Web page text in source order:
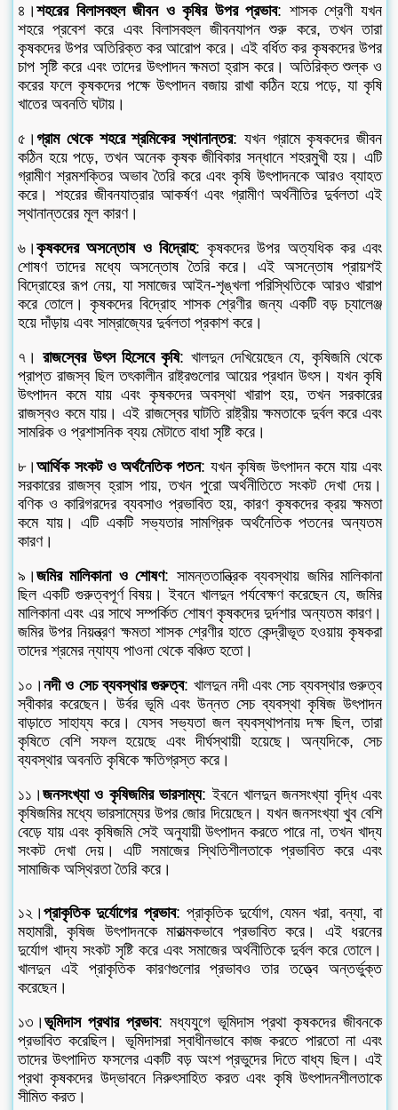
৪। শহরের বিলাসবহুল জীবন ও কৃষির উপর প্রভাব: শাসক শ্রেণী যখন
শহরে প্রবেশ করে এবং বিলাসবহুল জীবনযাপন শুরু করে, তখন তারা
কৃষকদের উপর অতিরিক্ত কর আরোপ করে। এই বর্ধিত কর কৃষকদের উপর
চাপ সৃষ্টি করে এবং তাদের উৎপাদন ক্ষমতা হ্রাস করে। অতিরিক্ত শুল্ক ও
করের ফলে কৃষকদের পক্ষে উৎপাদন বজায় রাখা কঠিন হয়ে পড়ে, যা কৃষি
খাতের অবনতি ঘটায়।
৫। গ্রাম থেকে শহরে শ্রমিকের স্থানান্তর: যখন গ্রামে কৃষকদের জীবন
কঠিন হয়ে পড়ে, তখন অনেক কৃষক জীবিকার সন্ধানে শহরমুখী হয়। এটি
গ্রামীণ শ্রমশক্তির অভাব তৈরি করে এবং কৃষি উৎপাদনকে আরও ব্যাহত
করে। শহরের জীবনযাত্রার আকর্ষণ এবং গ্রামীণ অর্থনীতির দুর্বলতা এই
স্থানান্তরের মূল কারণ।
৬। কৃষকদের অসন্তোষ ও বিদ্রোহ: কৃষকদের উপর অত্যধিক কর এবং
শোষণ তাদের মধ্যে অসন্তোষ তৈরি করে। এই অসন্তোষ প্রায়শই
বিদ্রোহের রূপ নেয়, যা সমাজের আইন-শৃঙ্খলা পরিস্থিতিকে আরও খারাপ
করে তোলে। কৃষকদের বিদ্রোহ শাসক শ্রেণীর জন্য একটি বড় চ্যালেঞ্জ
হয়ে দাঁড়ায় এবং সাম্রাজ্যের দুর্বলতা প্রকাশ করে।
৭।রাজস্বের উৎস হিসেবে কৃষি: খালদুন দেখিয়েছেন যে, কৃষিজমি থেকে
প্রাপ্ত রাজস্ব ছিল তৎকালীন রাষ্ট্রগুলোর আয়ের প্রধান উৎস। যখন কৃষি
উৎপাদন কমে যায় এবং কৃষকদের অবস্থা খারাপ হয়, তখন সরকারের
রাজস্বও কমে যায়। এই রাজস্বের ঘাটতি রাষ্ট্রীয় ক্ষমতাকে দুর্বল করে এবং
সামরিক ও প্রশাসনিক ব্যয় মেটাতে বাধা সৃষ্টি করে।
৮। আর্থিক সংকট ও অর্থনৈতিক পতন: যখন কৃষিজ উৎপাদন কমে যায় এবং
সরকারের রাজস্ব হ্রাস পায়, তখন পুরো অর্থনীতিতে সংকট দেখা দেয়।
বণিক ও কারিগরদের ব্যবসাও প্রভাবিত হয়, কারণ কৃষকদের ক্রয় ক্ষমতা
কমে যায়। এটি একটি সভ্যতার সামগ্রিক অর্থনৈতিক পতনের অন্যতম
কারণ।
৯। জমির মালিকানা ও শোষণ: সামন্ততান্ত্রিক ব্যবস্থায় জমির মালিকানা
ছিল একটি গুরুত্বপূর্ণ বিষয়। ইবনে খালদুন পর্যবেক্ষণ করেছেন যে, জমির
মালিকানা এবং এর সাথে সম্পর্কিত শোষণ কৃষকদের দুর্দশার অন্যতম কারণ।
জমির উপর নিয়ন্ত্রণ ক্ষমতা শাসক শ্রেণীর হাতে কেন্দ্রীভূত হওয়ায় কৃষকরা
তাদের শ্রমের ন্যায্য পাওনা থেকে বঞ্চিত হতো।
১০। নদী ও সেচ ব্যবস্থার গুরুত্ব: খালদুন নদী এবং সেচ ব্যবস্থার গুরুত্ব
স্বীকার করেছেন। উর্বর ভূমি এবং উন্নত সেচ ব্যবস্থা কৃষিজ উৎপাদন
বাড়াতে সাহায্য করে। যেসব সভ্যতা জল ব্যবস্থাপনায় দক্ষ ছিল, তারা
কৃষিতে বেশি সফল হয়েছে এবং দীর্ঘস্থায়ী হয়েছে। অন্যদিকে, সেচ
ব্যবস্থার অবনতি কৃষিকে ক্ষতিগ্রস্ত করে।
১১। জনসংখ্যা ও কৃষিজমির ভারসাম্য: ইবনে খালদুন জনসংখ্যা বৃদ্ধি এবং
কৃষিজমির মধ্যে ভারসাম্যের উপর জোর দিয়েছেন। যখন জনসংখ্যা খুব বেশি
বেড়ে যায় এবং কৃষিজমি সেই অনুযায়ী উৎপাদন করতে পারে না, তখন খাদ্য
সংকট দেখা দেয়। এটি সমাজের স্থিতিশীলতাকে প্রভাবিত করে এবং
সামাজিক অস্থিরতা তৈরি করে।
১২। প্রাকৃতিক দুর্যোগের প্রভাব: প্রাকৃতিক দুর্যোগ, যেমন খরা, বন্যা, বা
মহামারী, কৃষিজ উৎপাদনকে মারাত্মকভাবে প্রভাবিত করে। এই ধরনের
দুর্যোগ খাদ্য সংকট সৃষ্টি করে এবং সমাজের অর্থনীতিকে দুর্বল করে তোলে।
খালদুন এই প্রাকৃতিক কারণগুলোর প্রভাবও তার তত্ত্বে অন্তর্ভুক্ত
করেছেন।
১৩। ভূমিদাস প্রথার প্রভাব: মধ্যযুগে ভূমিদাস প্রথা কৃষকদের জীবনকে
প্রভাবিত করেছিল। ভূমিদাসরা স্বাধীনভাবে কাজ করতে পারতো না এবং
তাদের উৎপাদিত ফসলের একটি বড় অংশ প্রভুদের দিতে বাধ্য ছিল। এই
প্রথা কৃষকদের উদ্ভাবনে নিরুৎসাহিত করত এবং কৃষি উৎপাদনশীলতাকে
সীমিত করত।